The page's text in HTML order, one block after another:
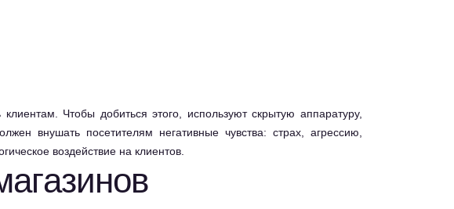
Чтобы добиться этого, используют скрытую аппаратуру,
внушать посетителям негативные чувства: страх, агрессию,
воздействие на клиентов.